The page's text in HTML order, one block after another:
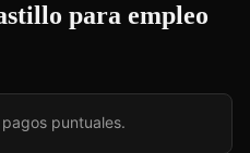
para empleo
puntuales.